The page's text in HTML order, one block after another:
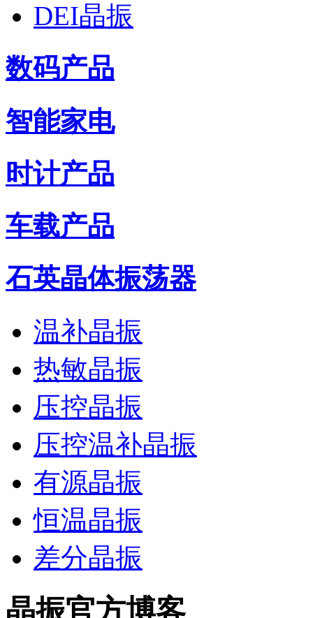
DEI晶振
数码产品
智能家电
时计产品
车载产品
石英晶体振荡器
温补晶振
热敏晶振
压控晶振
压控温补晶振
有源晶振
恒温晶振
差分晶振
晶振官方博客